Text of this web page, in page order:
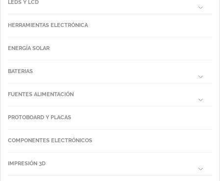
LEDS Y LCD
HERRAMIENTAS ELECTRÓNICA
ENERGÍA SOLAR
BATERIAS
FUENTES ALIMENTACIÓN
PROTOBOARD Y PLACAS
COMPONENTES ELECTRÓNICOS
IMPRESIÓN 3D